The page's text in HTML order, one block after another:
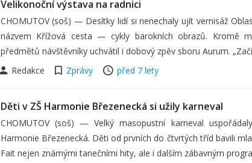
Velikonoční výstava na radnici
CHOMUTOV (soš) — Desítky lidí si nenechaly ujít vernisáž
názvem Křížová cesta — cykly barokních obrazů. Kromě
předmětů návštěvníky uchvátil i dobový zpěv sboru Aurum.
Redakce
Zprávy před 7 lety
Děti v ZŠ Harmonie Březenecká si užily karneval
CHOMUTOV (soš) — Velký masopustní karneval
Harmonie Březenecká. Děti od prvních do čtvrtých tříd bavili
Fait nejen známými tanečními hity, ale i dalším zábavným